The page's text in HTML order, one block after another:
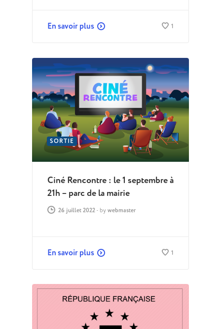
En savoir plus 1
SORTIE
Ciné Rencontre : le 1 septembre à
21h – parc de la mairie
26 juillet 2022- by webmaster
En savoir plus 1